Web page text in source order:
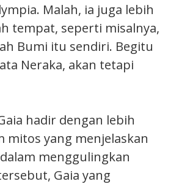
Malah, ia juga lebih
tempat, seperti misalnya,
Bumi itu sendiri. Begitu
Neraka, akan tetapi
hadir dengan lebih
mitos yang menjelaskan
menggulingkan
Gaia yang